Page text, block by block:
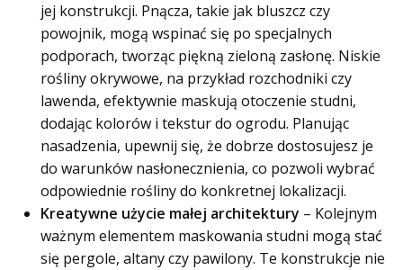
jej konstrukcji. Pnącza, takie jak bluszcz czy
powojnik, mogą wspinać się po specjalnych
podporach, tworząc piękną zieloną zasłonę. Niskie
rośliny okrywowe, na przykład rozchodniki czy
lawenda, efektywnie maskują otoczenie studni,
dodając kolorów i tekstur do ogrodu. Planując
nasadzenia, upewnij się, że dobrze dostosujesz je
do warunków nasłonecznienia, co pozwoli wybrać
odpowiednie rośliny do konkretnej lokalizacji.
Kreatywne użycie małej architektury – Kolejnym
ważnym elementem maskowania studni mogą stać
się pergole, altany czy pawilony. Te konstrukcje nie